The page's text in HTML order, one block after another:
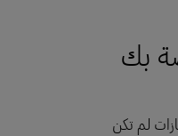
بك
لم تكن